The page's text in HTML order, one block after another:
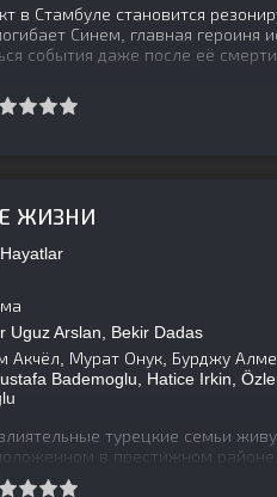
в Стамбуле становится
Синем, главная героиня
события даже после её смерти.
ЖИЗНИ
Hayatlar
Uguz Arslan, Bekir Dadas
Акчёл, Мурат Онук, Бурджу
Bademoglu, Hatice Irkin,
турецкие семьи
в престижном районе
однако их дети Чинар и